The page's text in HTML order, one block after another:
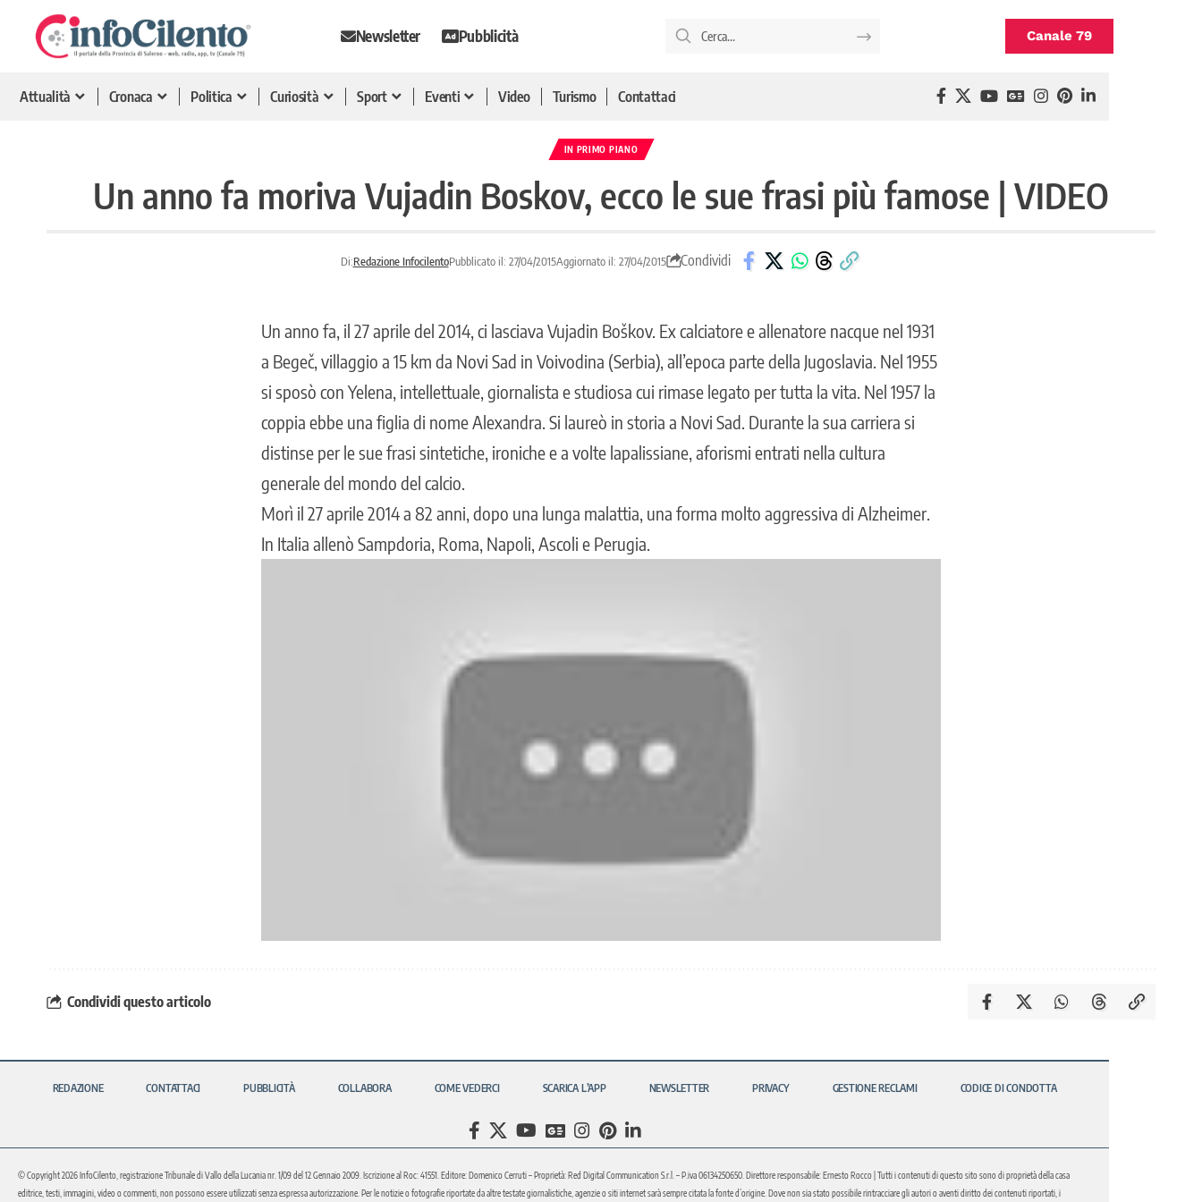
Newsletter Pubblicità Canale 79
Attualità Cronaca Politica Curiosità Sport Eventi Video Turismo Contattaci
IN PRIMO PIANO
Un anno fa moriva Vujadin Boskov, ecco le sue frasi più famose | VIDEO
Di:Redazione InfocilentoPubblicato il: 27/04/2015Aggiornato il: 27/04/2015 Condividi
Un anno fa, il 27 aprile del 2014, ci lasciava Vujadin Boškov. Ex calciatore e allenatore nacque nel 1931
a Begeč, villaggio a 15 km da Novi Sad in Voivodina (Serbia), all’epoca parte della Jugoslavia. Nel 1955
si sposò con Yelena, intellettuale, giornalista e studiosa cui rimase legato per tutta la vita. Nel 1957 la
coppia ebbe una figlia di nome Alexandra. Si laureò in storia a Novi Sad. Durante la sua carriera si
distinse per le sue frasi sintetiche, ironiche e a volte lapalissiane, aforismi entrati nella cultura
generale del mondo del calcio.
Morì il 27 aprile 2014 a 82 anni, dopo una lunga malattia, una forma molto aggressiva di Alzheimer.
In Italia allenò Sampdoria, Roma, Napoli, Ascoli e Perugia.
Condividi questo articolo
REDAZIONE CONTATTACI PUBBLICITÀ COLLABORA COME VEDERCI SCARICA L’APP NEWSLETTER PRIVACY GESTIONE RECLAMI CODICE DI CONDOTTA
© Copyright 2026 InfoCilento, registrazione Tribunale di Vallo della Lucania nr. 1/09 del 12 Gennaio 2009. Iscrizione al Roc: 41551. Editore: Domenico Cerruti – Proprietà: Red Digital Communication S.r.l. – P.iva 06134250650. Direttore responsabile: Ernesto Rocco | Tutti i contenuti di questo sito sono di proprietà della casa
editrice, testi, immagini, video o commenti, non possono essere utilizzati senza espressa autorizzazione. Per le notizie o fotografie riportate da altre testate giornalistiche, agenzie o siti internet sarà sempre citata la fonte d’origine. Dove non sia stato possibile rintracciare gli autori o aventi diritto dei contenuti riportati, i